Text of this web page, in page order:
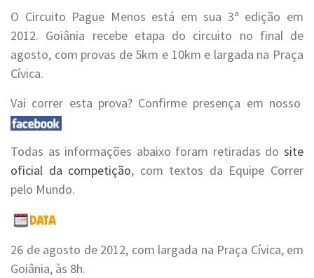
O Circuito Pague Menos está em sua 3ª edição em
2012. Goiânia recebe etapa do circuito no final de
agosto, com provas de 5km e 10km e largada na Praça
Cívica.
Vai correr esta prova? Confirme presença em nosso
Todas as informações abaixo foram retiradas do site
oficial da competição, com textos da Equipe Correr
pelo Mundo.
26 de agosto de 2012, com largada na Praça Cívica, em
Goiânia, às 8h.